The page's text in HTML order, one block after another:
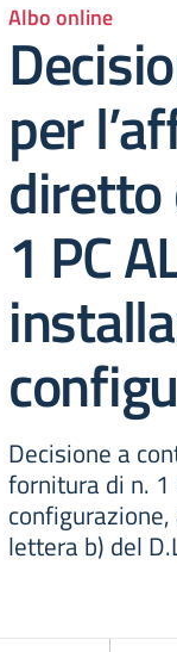
Albo online
per
diretto
1 PC
Decisione a
fornitura di n. 1
lettera b) del